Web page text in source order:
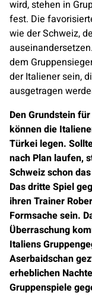
wird, stehen in
fest. Die
wie der Schweiz,
dem
der Italiener sein,
ausgetragen
Den Grundstein
können die
Türkei legen.
nach Plan laufen,
Schweiz schon
Das dritte Spiel
ihren Trainer
Formsache sein.
Überraschung
Italiens
Aserbaidschan
erheblichen
Gruppenspiele